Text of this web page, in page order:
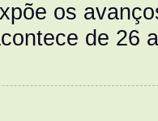
os
de 26